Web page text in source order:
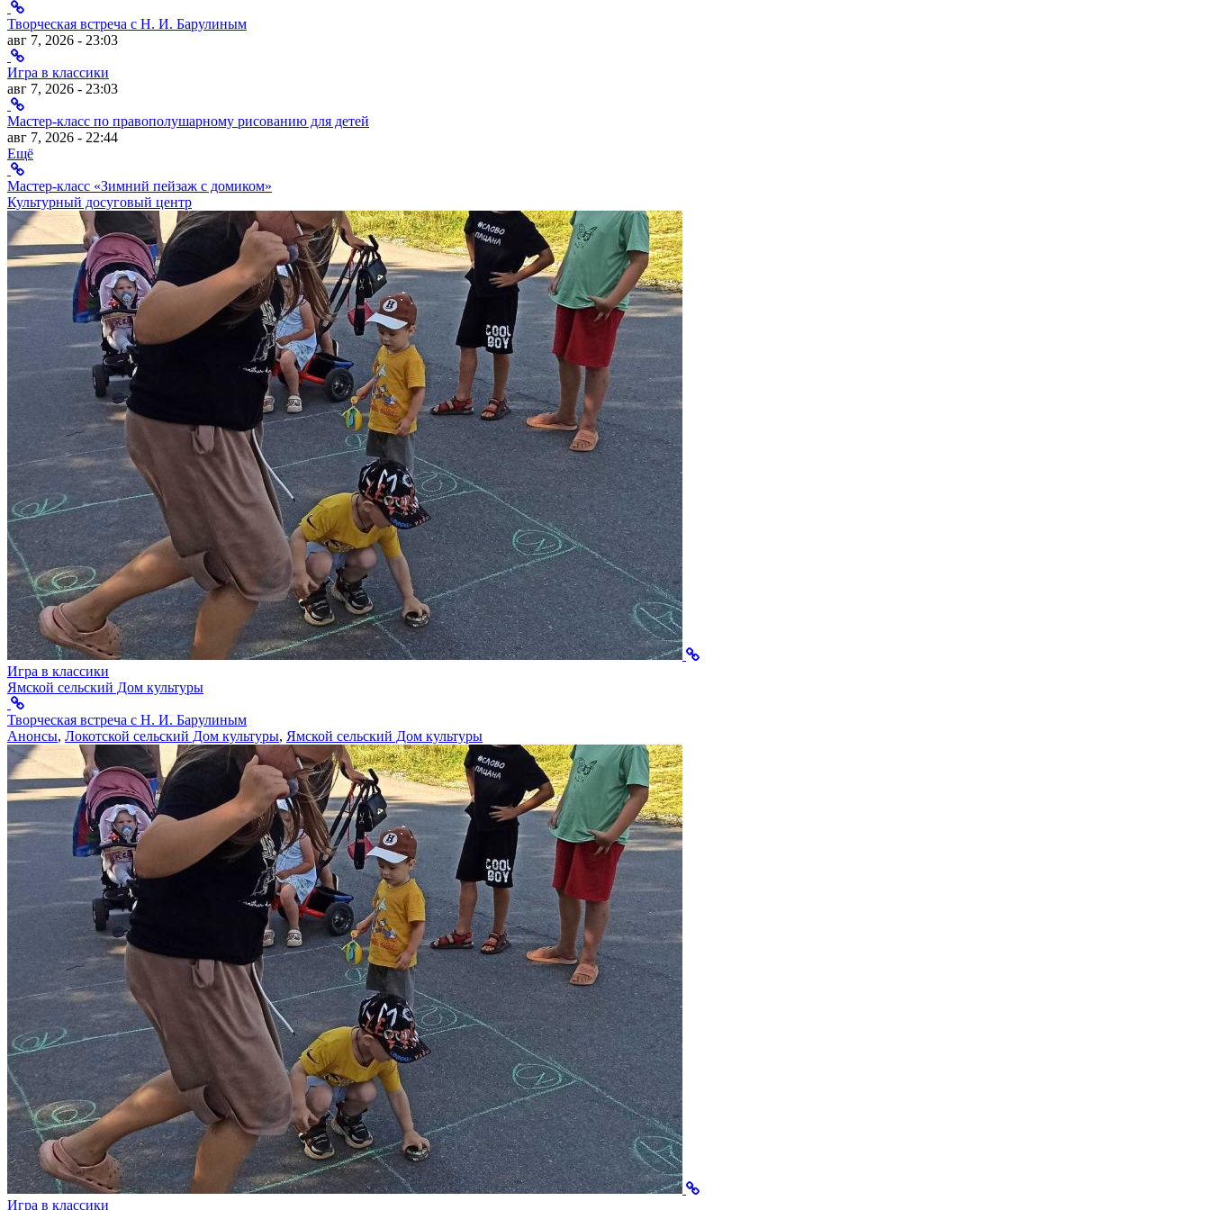
Творческая встреча с Н. И. Барулиным
авг 7, 2026 - 23:03
Игра в классики
авг 7, 2026 - 23:03
Мастер-класс по правополушарному рисованию для детей
авг 7, 2026 - 22:44
Ещё
Мастер-класс «Зимний пейзаж с домиком»
Культурный досуговый центр
Игра в классики
Ямской сельский Дом культуры
Творческая встреча с Н. И. Барулиным
Анонсы, Локотской сельский Дом культуры, Ямской сельский Дом культуры
Игра в классики